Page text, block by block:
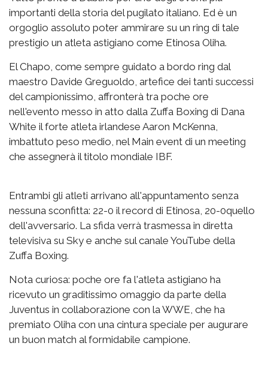
importanti della storia del pugilato italiano. Ed è un
orgoglio assoluto poter ammirare su un ring di tale
prestigio un atleta astigiano come Etinosa Oliha.
El Chapo, come sempre guidato a bordo ring dal
maestro Davide Greguoldo, artefice dei tanti successi
del campionissimo, affronterà tra poche ore
nell'evento messo in atto dalla Zuffa Boxing di Dana
White il forte atleta irlandese Aaron McKenna,
imbattuto peso medio, nel Main event di un meeting
che assegnerà il titolo mondiale IBF.
Entrambi gli atleti arrivano all'appuntamento senza
nessuna sconfitta: 22-0 il record di Etinosa, 20-0quello
dell'avversario. La sfida verrà trasmessa in diretta
televisiva su Sky e anche sul canale YouTube della
Zuffa Boxing.
Nota curiosa: poche ore fa l'atleta astigiano ha
ricevuto un graditissimo omaggio da parte della
Juventus in collaborazione con la WWE, che ha
premiato Oliha con una cintura speciale per augurare
un buon match al formidabile campione.